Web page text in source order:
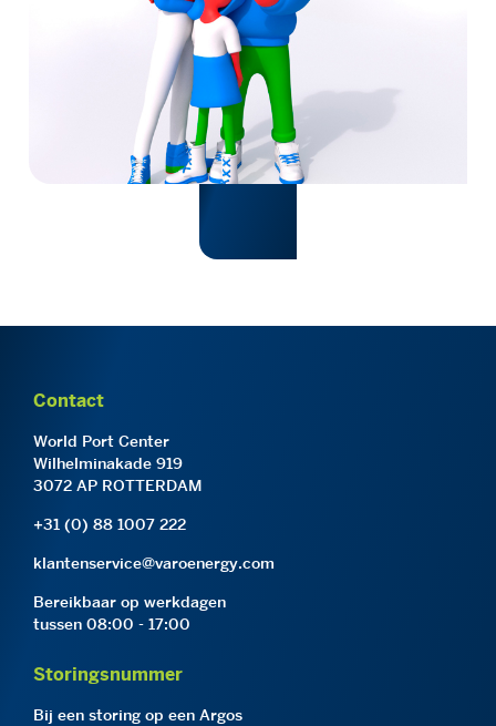
Contact
World Port Center
Wilhelminakade 919
3072 AP ROTTERDAM
+31 (0) 88 1007 222
klantenservice@varoenergy.com
Bereikbaar op werkdagen
tussen 08:00 - 17:00
Storingsnummer
Bij een storing op een Argos